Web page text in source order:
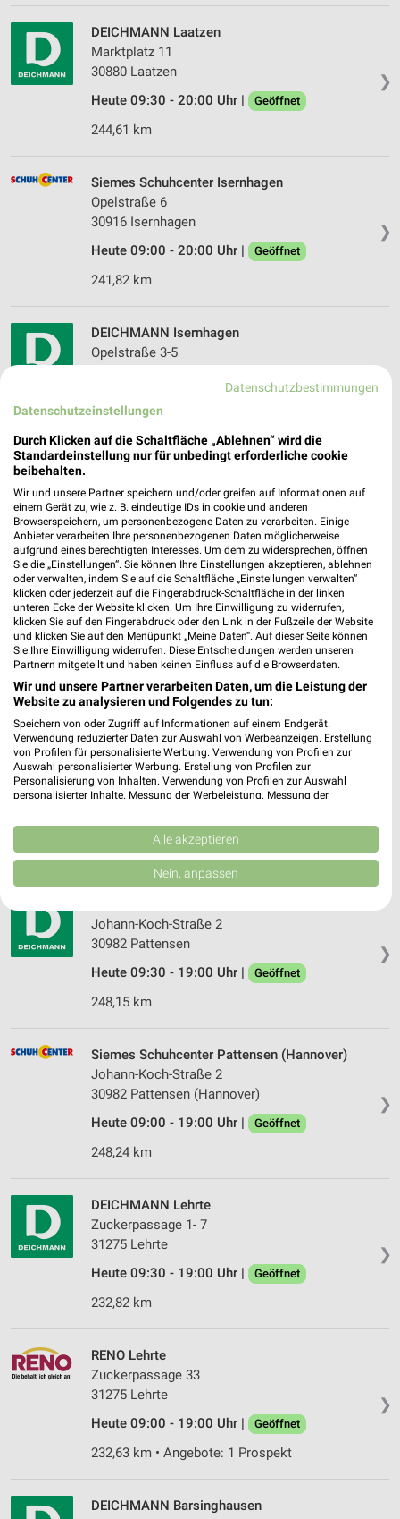
❯
DEICHMANN Laatzen
Marktplatz 11
30880 Laatzen
Heute 09:30 - 20:00 Uhr |
Geöffnet
244,61 km
❯
Siemes Schuhcenter Isernhagen
Opelstraße 6
30916 Isernhagen
Heute 09:00 - 20:00 Uhr |
Geöffnet
241,82 km
❯
DEICHMANN Isernhagen
Opelstraße 3-5
Planetenring 25-27
30823 Garbsen
Heute 09:00 - 19:00 Uhr |
Geöffnet
258,12 km
RENO Garbsen
Planetenring 31-33
30823 Garbsen
Heute 09:00 - 19:00 Uhr | Geöffnet
258,25 km • Angebote: 1 Prospekt
SIEMES Schuhcenter Garbsen
Havelser Str. 2-10
30823 Garbsen
258,05 km
❯
Johann-Koch-Straße 2
30982 Pattensen
Heute 09:30 - 19:00 Uhr |
Geöffnet
248,15 km
❯
Siemes Schuhcenter Pattensen (Hannover)
Johann-Koch-Straße 2
30982 Pattensen (Hannover)
Heute 09:00 - 19:00 Uhr |
Geöffnet
248,24 km
❯
DEICHMANN Lehrte
Zuckerpassage 1- 7
31275 Lehrte
Heute 09:30 - 19:00 Uhr |
Geöffnet
232,82 km
❯
RENO Lehrte
Zuckerpassage 33
31275 Lehrte
Heute 09:00 - 19:00 Uhr |
Geöffnet
232,63 km • Angebote: 1 Prospekt
DEICHMANN Barsinghausen
Datenschutzbestimmungen
Datenschutzeinstellungen
Durch Klicken auf die Schaltfläche „Ablehnen“ wird die
Standardeinstellung nur für unbedingt erforderliche cookie
beibehalten.
Wir und unsere Partner speichern und/oder greifen auf Informationen auf
einem Gerät zu, wie z. B. eindeutige IDs in cookie und anderen
Browserspeichern, um personenbezogene Daten zu verarbeiten. Einige
Anbieter verarbeiten Ihre personenbezogenen Daten möglicherweise
aufgrund eines berechtigten Interesses. Um dem zu widersprechen, öffnen
Sie die „Einstellungen“. Sie können Ihre Einstellungen akzeptieren, ablehnen
oder verwalten, indem Sie auf die Schaltfläche „Einstellungen verwalten“
klicken oder jederzeit auf die Fingerabdruck-Schaltfläche in der linken
unteren Ecke der Website klicken. Um Ihre Einwilligung zu widerrufen,
klicken Sie auf den Fingerabdruck oder den Link in der Fußzeile der Website
und klicken Sie auf den Menüpunkt „Meine Daten“. Auf dieser Seite können
Sie Ihre Einwilligung widerrufen. Diese Entscheidungen werden unseren
Partnern mitgeteilt und haben keinen Einfluss auf die Browserdaten.
Wir und unsere Partner verarbeiten Daten, um die Leistung der
Website zu analysieren und Folgendes zu tun:
Speichern von oder Zugriff auf Informationen auf einem Endgerät.
Verwendung reduzierter Daten zur Auswahl von Werbeanzeigen. Erstellung
von Profilen für personalisierte Werbung. Verwendung von Profilen zur
Auswahl personalisierter Werbung. Erstellung von Profilen zur
Personalisierung von Inhalten. Verwendung von Profilen zur Auswahl
personalisierter Inhalte. Messung der Werbeleistung. Messung der
Kombinationen von Daten aus verschiedenen Quellen. Entwicklung und
Verbesserung der Angebote. Verwendung reduzierter Daten zur Auswahl
von Inhalten.
Daten können außerhalb der Europäischen Union weitergegeben und in die
Website/App.
Partnerliste anzeigen (1 IAB-Anbieter)
Speichern von oder Zugriff auf Informationen
Verwendung reduzierter Daten zur Auswahl von
Werbeanzeigen
Erstellung von Profilen für personalisierte
Erstellung von Profilen zur Personalisierung
von Inhalten
Verwendung von Profilen zur Auswahl
Messung der Performance von Inhalten
Analyse von Zielgruppen durch Statistiken oder
Entwicklung und Verbesserung der Angebote
Verwendung reduzierter Daten zur Auswahl von
Inhalten
Alle akzeptieren
Nein, anpassen